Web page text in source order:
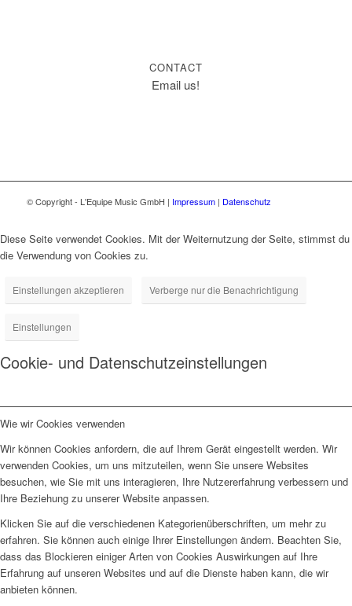
CONTACT
Email us!
© Copyright - L'Equipe Music GmbH | Impressum | Datenschutz
Diese Seite verwendet Cookies. Mit der Weiternutzung der Seite, stimmst du
die Verwendung von Cookies zu.
Einstellungen akzeptieren Verberge nur die Benachrichtigung
Einstellungen
Cookie- und Datenschutzeinstellungen
Wie wir Cookies verwenden
Wir können Cookies anfordern, die auf Ihrem Gerät eingestellt werden. Wir
verwenden Cookies, um uns mitzuteilen, wenn Sie unsere Websites
besuchen, wie Sie mit uns interagieren, Ihre Nutzererfahrung verbessern und
Ihre Beziehung zu unserer Website anpassen.
Klicken Sie auf die verschiedenen Kategorienüberschriften, um mehr zu
erfahren. Sie können auch einige Ihrer Einstellungen ändern. Beachten Sie,
dass das Blockieren einiger Arten von Cookies Auswirkungen auf Ihre
Erfahrung auf unseren Websites und auf die Dienste haben kann, die wir
anbieten können.